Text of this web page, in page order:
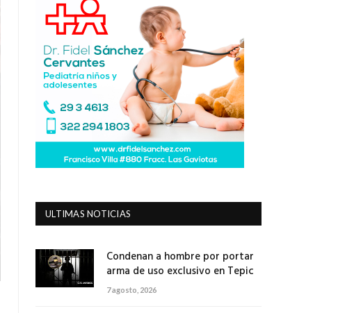
ULTIMAS NOTICIAS
Condenan a hombre por portar
arma de uso exclusivo en Tepic
7 agosto, 2026